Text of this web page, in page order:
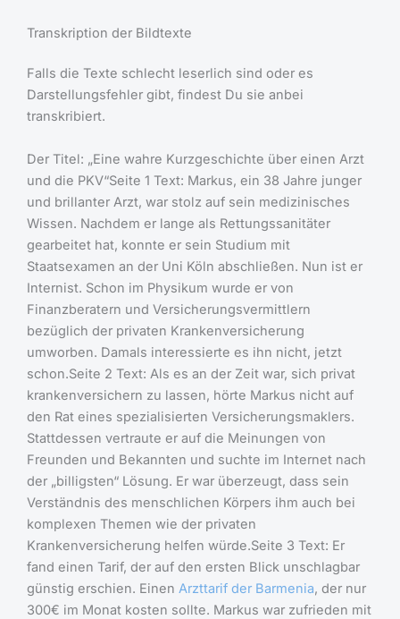
Transkription der Bildtexte
Falls die Texte schlecht leserlich sind oder es
Darstellungsfehler gibt, findest Du sie anbei
transkribiert.
Der Titel: „Eine wahre Kurzgeschichte über einen Arzt
und die PKV“Seite 1 Text: Markus, ein 38 Jahre junger
und brillanter Arzt, war stolz auf sein medizinisches
Wissen. Nachdem er lange als Rettungssanitäter
gearbeitet hat, konnte er sein Studium mit
Staatsexamen an der Uni Köln abschließen. Nun ist er
Internist. Schon im Physikum wurde er von
Finanzberatern und Versicherungsvermittlern
bezüglich der privaten Krankenversicherung
umworben. Damals interessierte es ihn nicht, jetzt
schon.Seite 2 Text: Als es an der Zeit war, sich privat
krankenversichern zu lassen, hörte Markus nicht auf
den Rat eines spezialisierten Versicherungsmaklers.
Stattdessen vertraute er auf die Meinungen von
Freunden und Bekannten und suchte im Internet nach
der „billigsten“ Lösung. Er war überzeugt, dass sein
Verständnis des menschlichen Körpers ihm auch bei
komplexen Themen wie der privaten
Krankenversicherung helfen würde.Seite 3 Text: Er
fand einen Tarif, der auf den ersten Blick unschlagbar
günstig erschien. Einen Arzttarif der Barmenia, der nur
300€ im Monat kosten sollte. Markus war zufrieden mit